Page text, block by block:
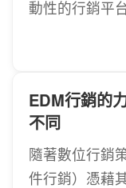
動性的行銷平
EDM行銷的
不同
隨著數位行銷
件行銷）憑藉